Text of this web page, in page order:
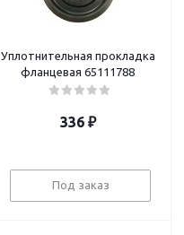
Уплотнительная прокладка
фланцевая 65111788
336₽
Под заказ